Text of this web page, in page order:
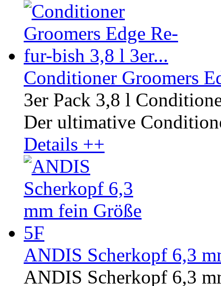
Conditioner Groomers
3er Pack 3,8 l
Der ultimative
Details ++
ANDIS Scherkopf 6,3
ANDIS Scherkopf 6,3